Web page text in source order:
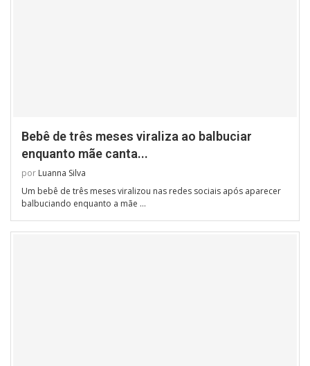
Bebê de três meses viraliza ao balbuciar
enquanto mãe canta...
por Luanna Silva
Um bebê de três meses viralizou nas redes sociais após aparecer
balbuciando enquanto a mãe …